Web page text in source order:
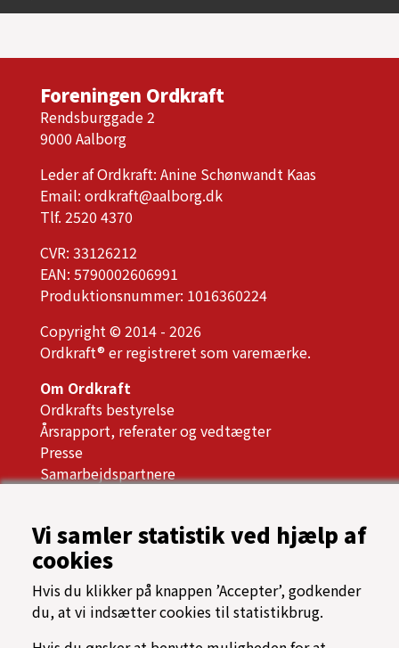
Foreningen Ordkraft
Rendsburggade 2
9000 Aalborg
Leder af Ordkraft: Anine Schønwandt Kaas
Email: ordkraft@aalborg.dk
Tlf. 2520 4370
CVR: 33126212
EAN: 5790002606991
Produktionsnummer: 1016360224
Copyright © 2014 - 2026
Ordkraft® er registreret som varemærke.
Om Ordkraft
Ordkrafts bestyrelse
Årsrapport, referater og vedtægter
Presse
Samarbejdspartnere
Cookiespolitik
Programarkiv
→ Find vej til Nordkraft
⟳ Find rundt på Ordkraft
Vi samler statistik ved hjælp af
cookies
Hvis du klikker på knappen ’Accepter’, godkender
du, at vi indsætter cookies til statistikbrug.